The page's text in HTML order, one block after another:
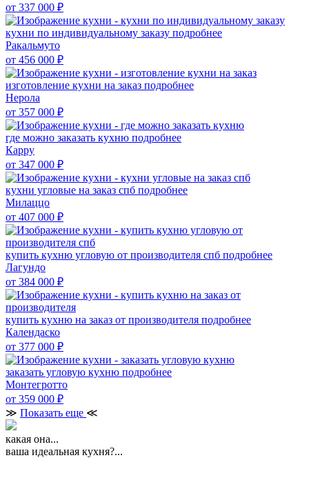
от 337 000 ₽
кухни по индивидуальному заказу подробнее
Ракальмуто
от 456 000 ₽
изготовление кухни на заказ подробнее
Нерола
от 357 000 ₽
где можно заказать кухню подробнее
Карру
от 347 000 ₽
кухни угловые на заказ спб подробнее
Милаццо
от 407 000 ₽
купить кухню угловую от производителя спб подробнее
Лагундо
от 384 000 ₽
купить кухню на заказ от производителя подробнее
Календаско
от 377 000 ₽
заказать угловую кухню подробнее
Монтегротто
от 359 000 ₽
≫ Показать еще ≪
какая она...
ваша идеальная кухня?...